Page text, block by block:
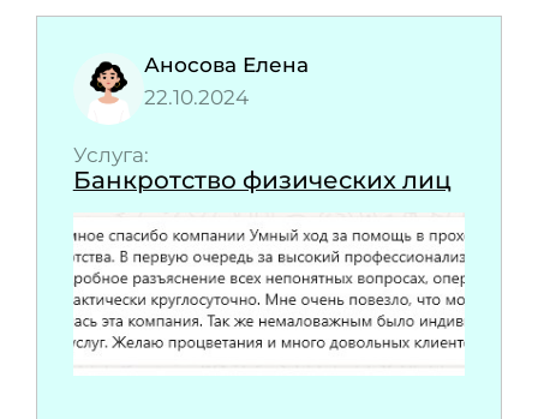
Аносова Елена
22.10.2024
Услуга:
Банкротство физических лиц